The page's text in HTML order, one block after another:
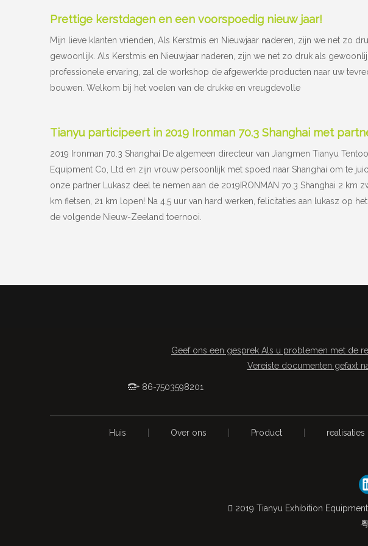
Prettige kerstdagen en een voorspoedig nieuw jaar!
Mijn lieve klanten vrienden, Als Kerstmis en Nieuwjaar naderen, zijn we net zo
gewoonlijk. Als Kerstmis en Nieuwjaar naderen, zijn we net zo druk als
professionele ervaring, zal de workshop de afgewerkte producten naar uw
bouwen. Welkom bij het voelen van de drukke en vreugdevolle
Tianyu participeert in 2019 Ironman 70.3 Shanghai met
2019 Ironman 70.3 Shanghai De algemeen directeur van Jiangmen Tianyu
Equipment Co, Ltd en zijn vrouw persoonlijk met spoed naar Shanghai om te
onze partner Lukasz deel te nemen aan de 2019IRONMAN 70.3 Shanghai 2 km
km fietsen, 21 km lopen! Na 4,5 uur van hard werken, felicitaties aan lukasz op
de volgende Nieuw-Zeeland toernooi.
Geef ons een gesprek Als u problemen met de
Vereiste documenten gefaxt
+ 86-7503598201
Huis Over ons Product realisaties
 2019 Tianyu Exhibition